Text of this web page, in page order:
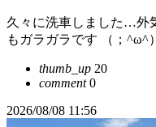
久々に洗車しました…外
もガラガラです （；^ω^
thumb_up 20
comment0
2026/08/08 11:56